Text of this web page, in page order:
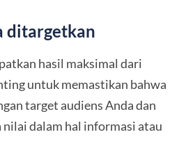
ditargetkan
hasil maksimal dari
untuk memastikan bahwa
target audiens Anda dan
dalam hal informasi atau